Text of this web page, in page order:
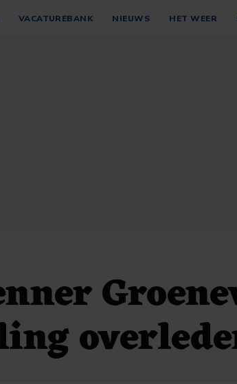
VACATUREBANK NIEUWS HET WEER